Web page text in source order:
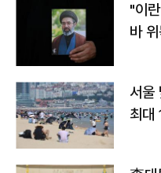
"이
바
서울
최